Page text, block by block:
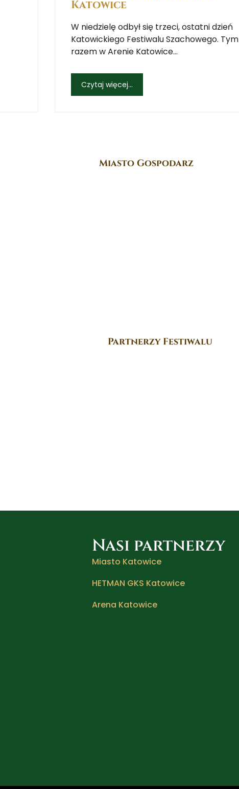
Katowice
W niedzielę odbył się trzeci, ostatni dzień
Katowickiego Festiwalu Szachowego. Tym
razem w Arenie Katowice...
Czytaj więcej...
Miasto Gospodarz
Partnerzy Festiwalu
Nasi partnerzy
Miasto Katowice
HETMAN GKS Katowice
Arena Katowice